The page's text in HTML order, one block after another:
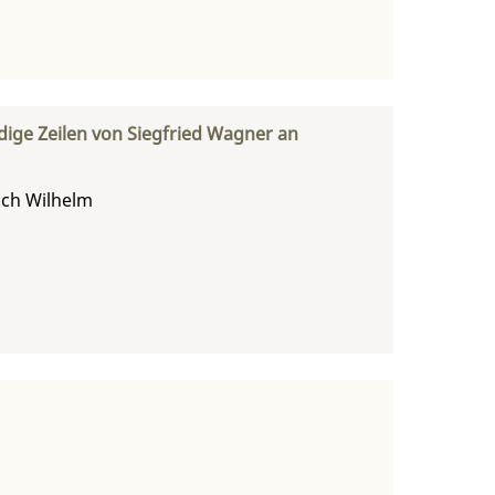
Zeilen von Siegfried Wagner an
Wilhelm